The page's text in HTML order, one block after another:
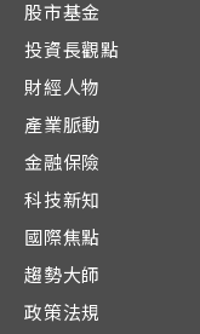
股市基金
投資長觀點
財經人物
產業脈動
金融保險
科技新知
國際焦點
趨勢大師
政策法規